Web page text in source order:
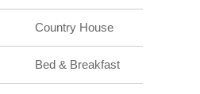
Country House
Bed & Breakfast